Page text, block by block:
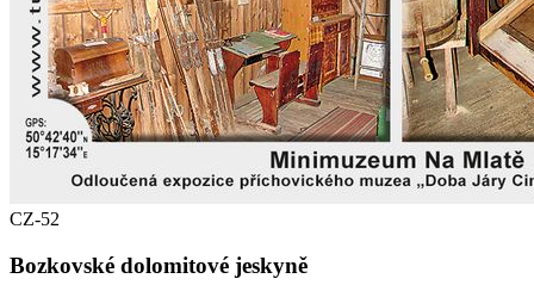
CZ-52
Bozkovské dolomitové jeskyně